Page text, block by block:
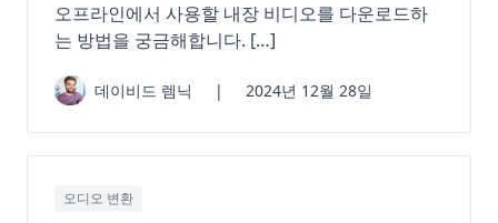
오프라인에서 사용할 내장 비디오를 다운로드하
는 방법을 궁금해합니다. […]
데이비드 렘닉 | 2024년 12월 28일
오디오 변환